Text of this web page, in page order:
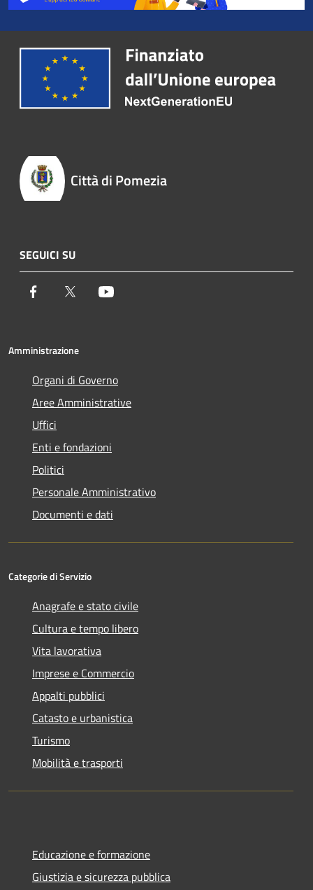
Città di Pomezia
SEGUICI SU
Facebook Twitter
Amministrazione
Organi di Governo
Aree Amministrative
Uffici
Enti e fondazioni
Politici
Personale Amministrativo
Documenti e dati
Categorie di Servizio
Anagrafe e stato civile
Cultura e tempo libero
Vita lavorativa
Imprese e Commercio
Appalti pubblici
Catasto e urbanistica
Turismo
Mobilità e trasporti
Educazione e formazione
Giustizia e sicurezza pubblica